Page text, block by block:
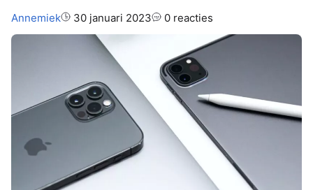
Auteur:
Annemiek 30 januari 2023 0 reacties